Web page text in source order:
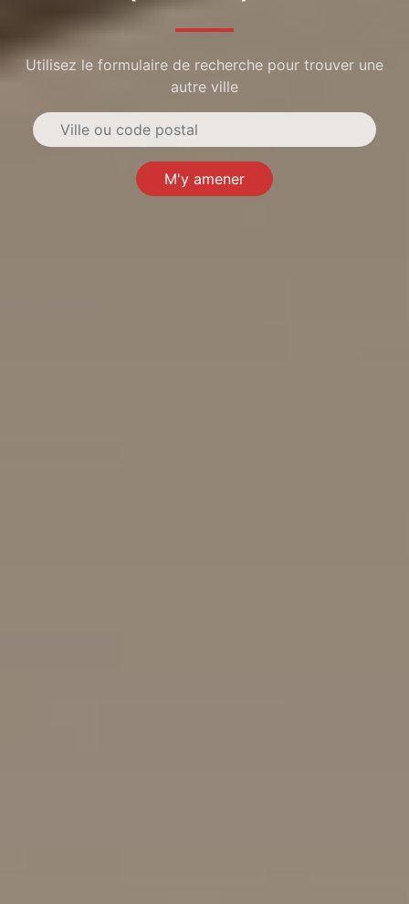
Utilisez le formulaire de recherche pour trouver une
autre ville
M'y amener